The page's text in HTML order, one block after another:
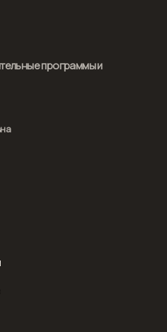
программы и